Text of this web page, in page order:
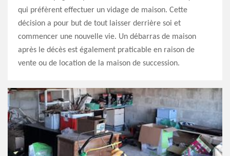
qui préfèrent effectuer un vidage de maison. Cette
décision a pour but de tout laisser derrière soi et
commencer une nouvelle vie. Un débarras de maison
après le décès est également praticable en raison de
vente ou de location de la maison de succession.